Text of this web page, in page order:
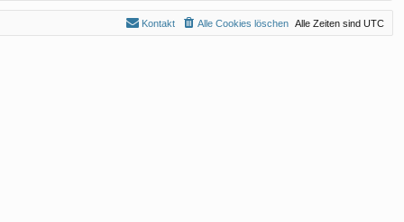
Alle Zeiten sind UTC
Alle Cookies löschen
Kontakt